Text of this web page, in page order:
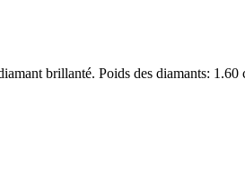
brillanté. Poids des diamants: